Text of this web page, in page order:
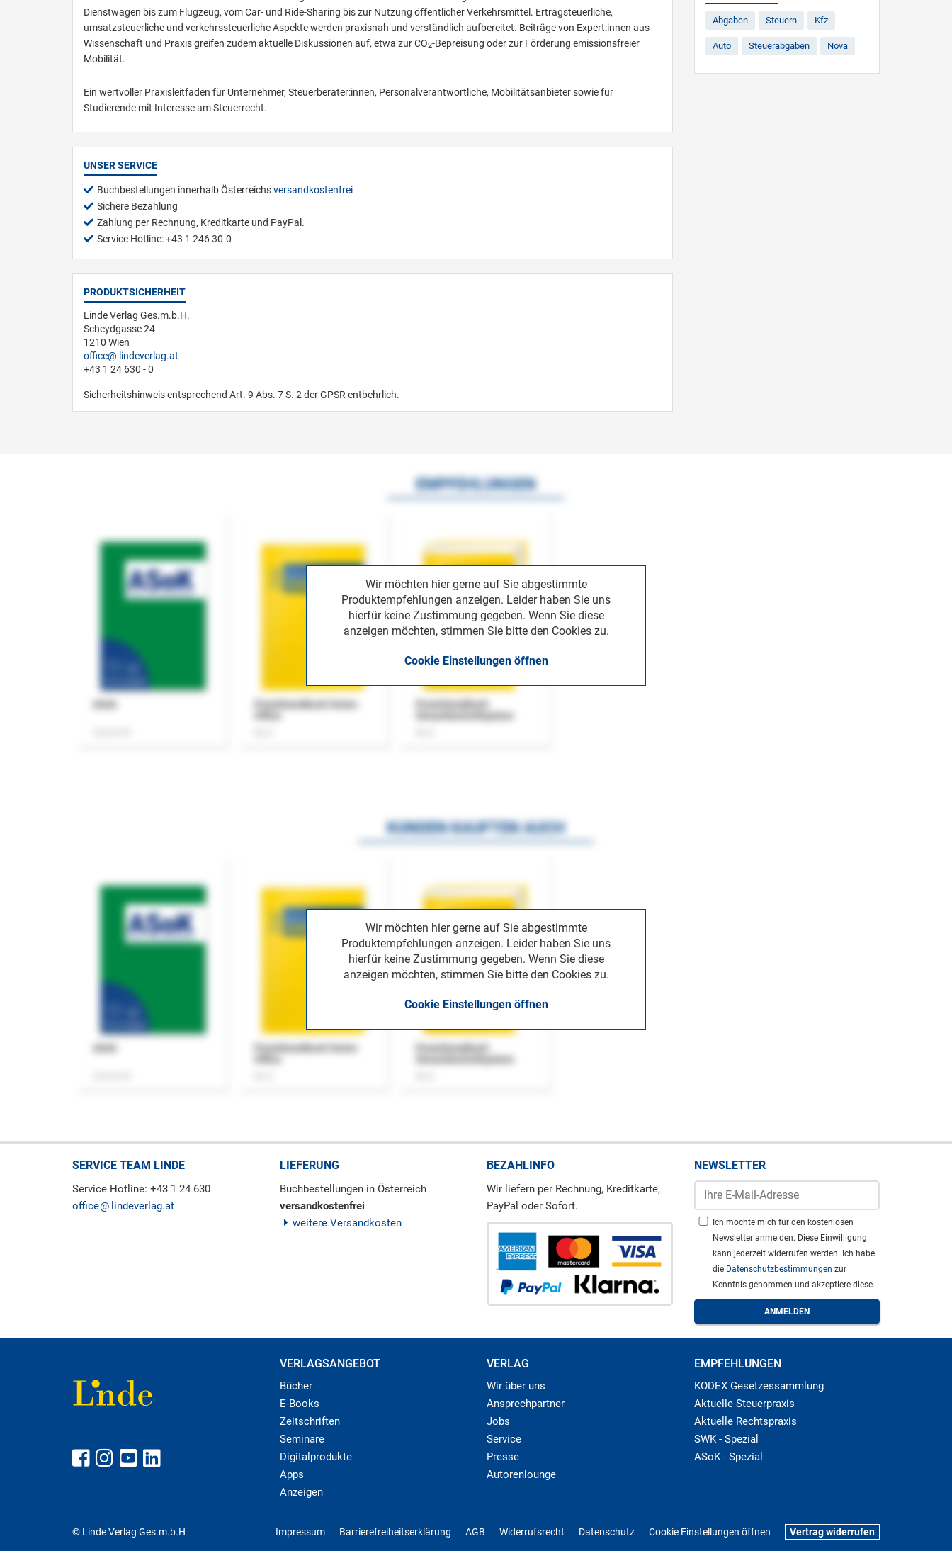
Dienstwagen bis zum Flugzeug, vom Car- und Ride-Sharing bis zur Nutzung öffentlicher Verkehrsmittel. Ertragsteuerliche,
umsatzsteuerliche und verkehrssteuerliche Aspekte werden praxisnah und verständlich aufbereitet. Beiträge von Expert:innen aus
Wissenschaft und Praxis greifen zudem aktuelle Diskussionen auf, etwa zur CO2-Bepreisung oder zur Förderung emissionsfreier
Mobilität.
Ein wertvoller Praxisleitfaden für Unternehmer, Steuerberater:innen, Personalverantwortliche, Mobilitätsanbieter sowie für
Studierende mit Interesse am Steuerrecht.
UNSER SERVICE
Buchbestellungen innerhalb Österreichsversandkostenfrei
Sichere Bezahlung
Zahlung per Rechnung, Kreditkarte und PayPal.
Service Hotline: +43 1 246 30-0
PRODUKTSICHERHEIT
Linde Verlag Ges.m.b.H.
Scheydgasse 24
1210 Wien
office
lindeverlag.at
+43 1 24 630 - 0
Sicherheitshinweis entsprechend Art. 9 Abs. 7 S. 2 der GPSR entbehrlich.
Abgaben Steuern Kfz
Auto Steuerabgaben Nova
Wir möchten hier gerne auf Sie abgestimmte
Produktempfehlungen anzeigen. Leider haben Sie uns
hierfür keine Zustimmung gegeben. Wenn Sie diese
anzeigen möchten, stimmen Sie bitte den Cookies zu.
Cookie Einstellungen öffnen
EMPFEHLUNGEN
Praxishandbuch Home-
Praxishandbuch
Wir möchten hier gerne auf Sie abgestimmte
Produktempfehlungen anzeigen. Leider haben Sie uns
hierfür keine Zustimmung gegeben. Wenn Sie diese
anzeigen möchten, stimmen Sie bitte den Cookies zu.
Cookie Einstellungen öffnen
KUNDEN KAUFTEN AUCH
Praxishandbuch Home-
Praxishandbuch
SERVICE TEAM LINDE
Service Hotline: +43 1 24 630
office
lindeverlag.at
LIEFERUNG
Buchbestellungen in Österreich
versandkostenfrei
weitere Versandkosten
BEZAHLINFO
Wir liefern per Rechnung, Kreditkarte,
PayPal oder Sofort.
NEWSLETTER
Ich möchte mich für den kostenlosen
Newsletter anmelden. Diese Einwilligung
kann jederzeit widerrufen werden. Ich habe
die Datenschutzbestimmungen zur
Kenntnis genommen und akzeptiere diese.
VERLAGSANGEBOT
Bücher
E-Books
Zeitschriften
Seminare
Digitalprodukte
Apps
Anzeigen
VERLAG
Wir über uns
Ansprechpartner
Jobs
Service
Presse
Autorenlounge
EMPFEHLUNGEN
KODEX Gesetzessammlung
Aktuelle Steuerpraxis
Aktuelle Rechtspraxis
SWK - Spezial
ASoK - Spezial
© Linde Verlag Ges.m.b.H Impressum Barrierefreiheitserklärung AGB Widerrufsrecht Datenschutz Cookie Einstellungen öffnen Vertrag widerrufen